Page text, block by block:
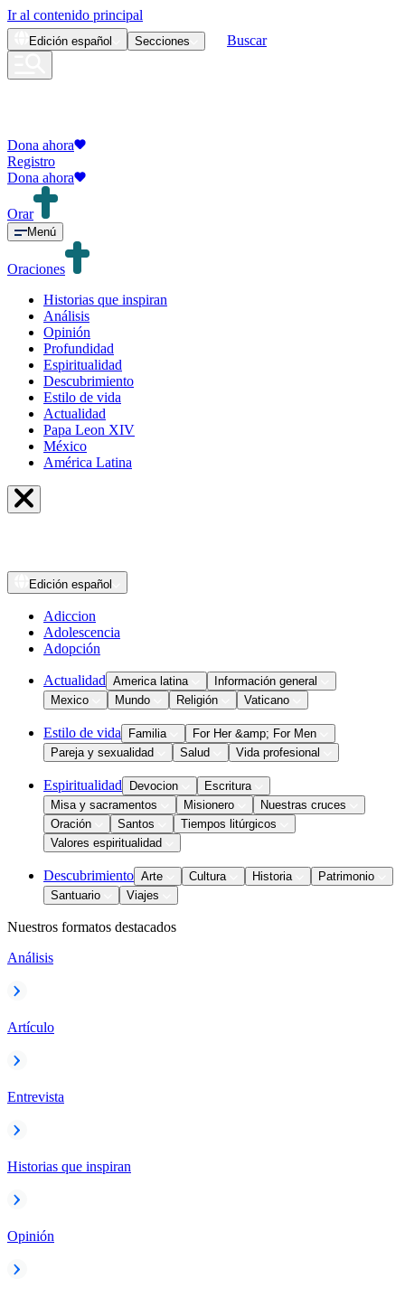
Ir al contenido principal
Edición español Secciones Buscar
Dona ahora
Registro
Dona ahora
Orar
Menú
Oraciones
Historias que inspiran
Análisis
Opinión
Profundidad
Espiritualidad
Descubrimiento
Estilo de vida
Actualidad
Papa Leon XIV
México
América Latina
Edición español
Adiccion
Adolescencia
Adopción
Actualidad America latina
Información general
Mexico
Mundo Religión Vaticano
Estilo de vida Familia
For Her &amp; For Men
Pareja y sexualidad
Salud Vida profesional
Espiritualidad Devocion
Escritura
Misa y sacramentos
Misionero
Nuestras cruces
Oración
Santos
Tiempos litúrgicos
Valores espiritualidad
Descubrimiento Arte Cultura Historia
Patrimonio
Santuario
Viajes
Nuestros formatos destacados
Análisis
Artículo
Entrevista
Historias que inspiran
Opinión